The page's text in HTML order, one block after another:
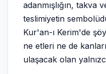
adanmışlığın, takva
teslimiyetin
Kur'an-ı Kerim'de
ne etleri ne de
ulaşacak olan